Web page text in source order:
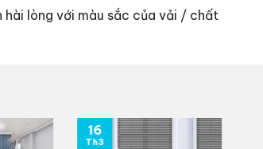
lòng với màu sắc của vải / chất
16
Th3